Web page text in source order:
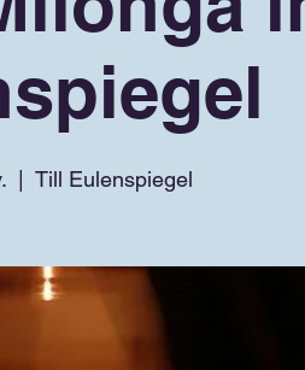
  |
Till Eulenspiegel